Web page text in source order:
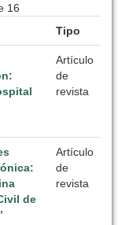
16
Tipo
Artículo
de
revista
de
Artículo
de
revista